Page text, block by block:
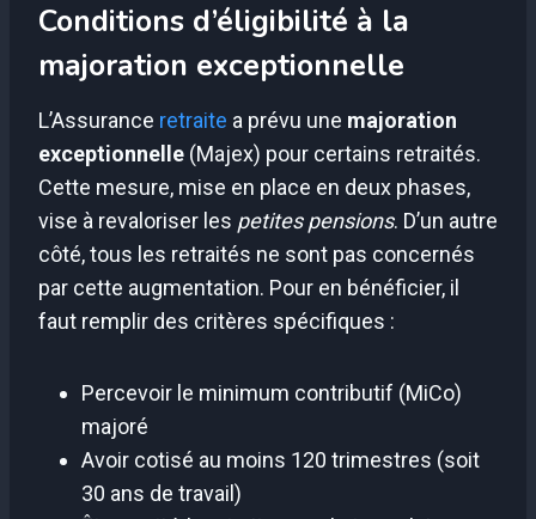
Conditions d’éligibilité à la
majoration exceptionnelle
L’Assurance retraite a prévu une majoration
exceptionnelle (Majex) pour certains retraités.
Cette mesure, mise en place en deux phases,
vise à revaloriser les petites pensions. D’un autre
côté, tous les retraités ne sont pas concernés
par cette augmentation. Pour en bénéficier, il
faut remplir des critères spécifiques :
Percevoir le minimum contributif (MiCo)
majoré
Avoir cotisé au moins 120 trimestres (soit
30 ans de travail)